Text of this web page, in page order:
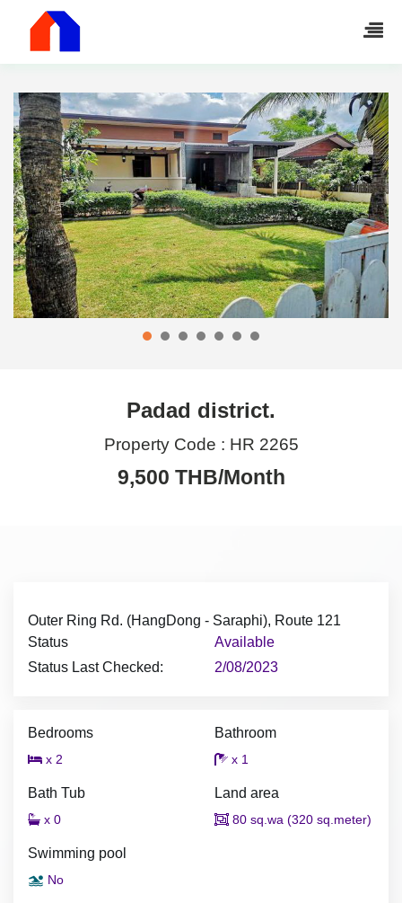
Padad district.
Property Code : HR 2265
9,500 THB/Month
Outer Ring Rd. (HangDong - Saraphi), Route 121
Status
Available
Status Last Checked:
2/08/2023
Bedrooms
x 2
Bathroom
x 1
Bath Tub
x 0
Land area
80 sq.wa (320 sq.meter)
Swimming pool
No